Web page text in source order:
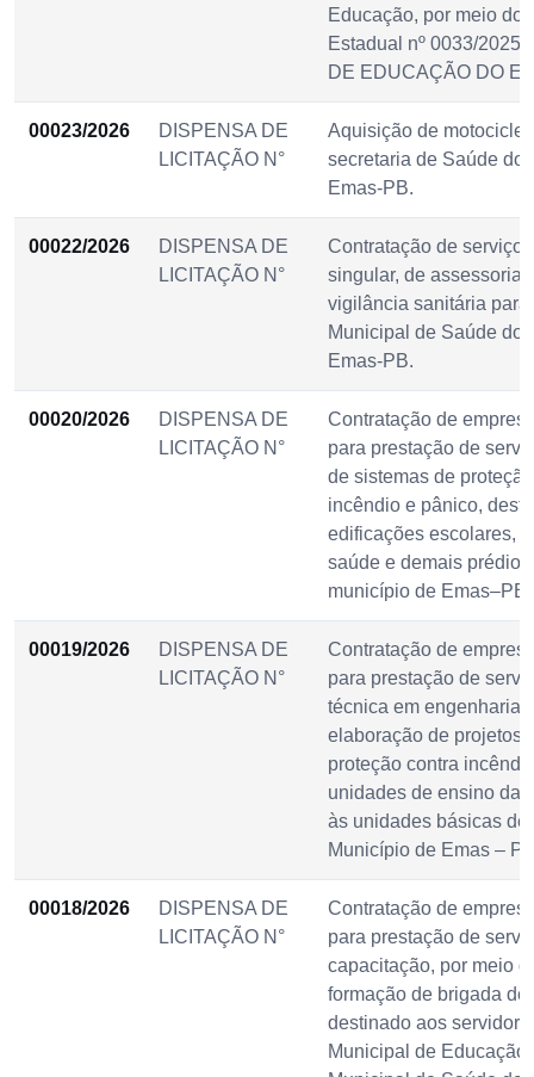
Educação, por meio do
Estadual nº 0033/2025
DE EDUCAÇÃO DO
00023/2026
DISPENSA DE
LICITAÇÃO N°
Aquisição de
secretaria de Saúde do
Emas-PB.
00022/2026
DISPENSA DE
LICITAÇÃO N°
Contratação de
singular, de assessoria
vigilância sanitária para
Municipal de Saúde do
Emas-PB.
00020/2026
DISPENSA DE
LICITAÇÃO N°
Contratação de
para prestação de
de sistemas de
incêndio e pânico,
edificações escolares,
saúde e demais
município de Emas–PB.
00019/2026
DISPENSA DE
LICITAÇÃO N°
Contratação de
para prestação de
técnica em engenharia
elaboração de projetos
proteção contra
unidades de ensino da
às unidades básicas de
Município de Emas –
00018/2026
DISPENSA DE
LICITAÇÃO N°
Contratação de
para prestação de
capacitação, por meio
formação de brigada de
destinado aos
Municipal de Educação